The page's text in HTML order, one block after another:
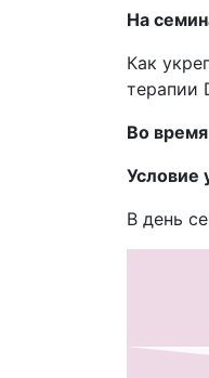
На
Как
терапии
Во
Условие
В день